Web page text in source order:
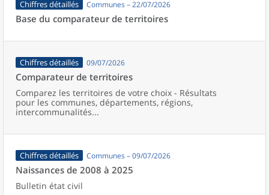
Chiffres détaillés Communes – 22/07/2026
Base du comparateur de territoires
Chiffres détaillés 09/07/2026
Comparateur de territoires
Comparez les territoires de votre choix - Résultats
pour les communes, départements, régions,
intercommunalités...
Chiffres détaillés Communes – 09/07/2026
Naissances de 2008 à 2025
Bulletin état civil